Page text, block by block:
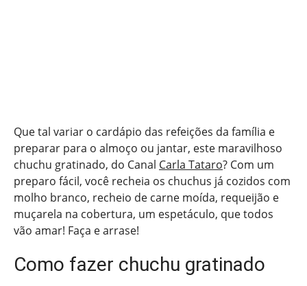
Que tal variar o cardápio das refeições da família e
preparar para o almoço ou jantar, este maravilhoso
chuchu gratinado, do Canal Carla Tataro? Com um
preparo fácil, você recheia os chuchus já cozidos com
molho branco, recheio de carne moída, requeijão e
muçarela na cobertura, um espetáculo, que todos
vão amar! Faça e arrase!
Como fazer chuchu gratinado